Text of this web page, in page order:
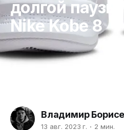
долгой
Nike Kobe 8
Владимир
13 авг. 2023 г. 2 мин.